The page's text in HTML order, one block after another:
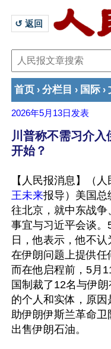
↺ 返回
首页 › 分栏目 › 国际 ›
2026年5月13日 发表
川普称不需习介
开始？
【人民报消息】（
王未来报导）美国总
往北京，就中东战争
事宜与习近平会谈。
日，他表示，他不认
在伊朗问题上提供任
而在他启程前，5月
国制裁了12名与伊
的个人和实体，原因
助伊朗伊斯兰革命卫
出售伊朗石油。